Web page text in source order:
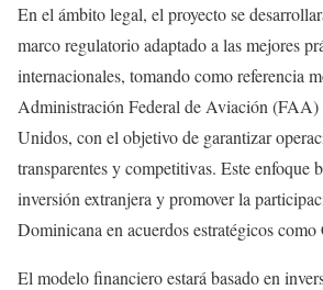
En el ámbito legal, el proyecto se
marco regulatorio adaptado a las mejores
internacionales, tomando como referencia
Administración Federal de Aviación (FAA)
Unidos, con el objetivo de garantizar
transparentes y competitivas. Este enfoque
inversión extranjera y promover la
Dominicana en acuerdos estratégicos
El modelo financiero estará basado en